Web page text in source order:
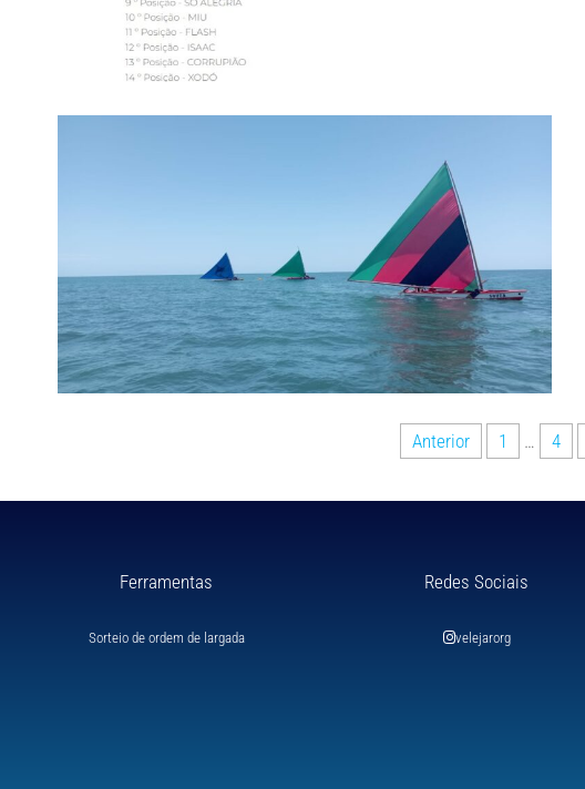
Anterior 1 … 4
Ferramentas
Sorteio de ordem de largada
Redes Sociais
velejarorg